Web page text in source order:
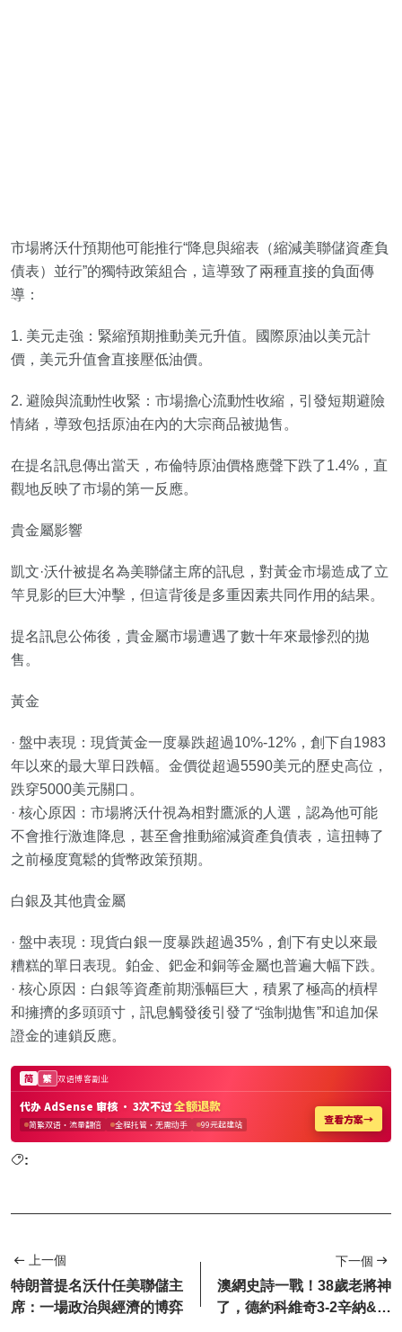
市場將沃什預期他可能推行“降息與縮表（縮減美聯儲資產負
債表）並行”的獨特政策組合，這導致了兩種直接的負面傳
導：
1. 美元走強：緊縮預期推動美元升值。國際原油以美元計
價，美元升值會直接壓低油價。
2. 避險與流動性收緊：市場擔心流動性收縮，引發短期避險
情緒，導致包括原油在內的大宗商品被拋售。
在提名訊息傳出當天，布倫特原油價格應聲下跌了1.4%，直
觀地反映了市場的第一反應。
貴金屬影響
凱文·沃什被提名為美聯儲主席的訊息，對黃金市場造成了立
竿見影的巨大沖擊，但這背後是多重因素共同作用的結果。
提名訊息公佈後，貴金屬市場遭遇了數十年來最慘烈的拋
售。
黃金
· 盤中表現：現貨黃金一度暴跌超過10%-12%，創下自1983
年以來的最大單日跌幅。金價從超過5590美元的歷史高位，
跌穿5000美元關口。
· 核心原因：市場將沃什視為相對鷹派的人選，認為他可能
不會推行激進降息，甚至會推動縮減資產負債表，這扭轉了
之前極度寬鬆的貨幣政策預期。
白銀及其他貴金屬
· 盤中表現：現貨白銀一度暴跌超過35%，創下有史以來最
糟糕的單日表現。鉑金、鈀金和銅等金屬也普遍大幅下跌。
· 核心原因：白銀等資產前期漲幅巨大，積累了極高的槓桿
和擁擠的多頭頭寸，訊息觸發後引發了“強制拋售”和追加保
證金的連鎖反應。
:
上一個
特朗普提名沃什任美聯儲主
席：一場政治與經濟的博弈
下一個
澳網史詩一戰！38歲老將神
了，德約科維奇3-2辛納&將